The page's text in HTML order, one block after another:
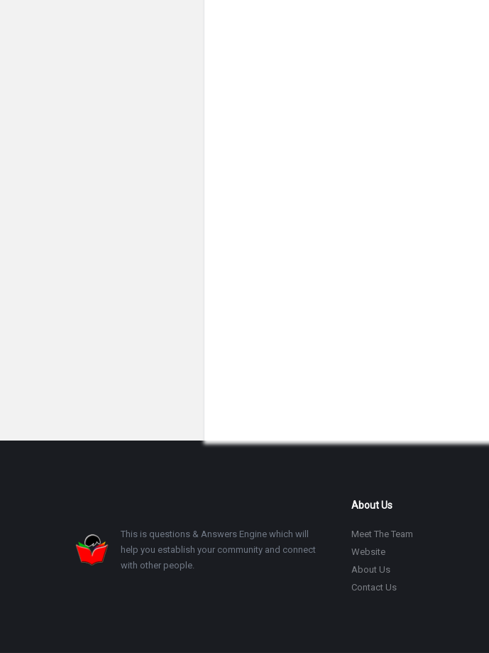
This is questions & Answers Engine which will
help you establish your community and connect
with other people.
About Us
Meet The Team
Website
About Us
Contact Us